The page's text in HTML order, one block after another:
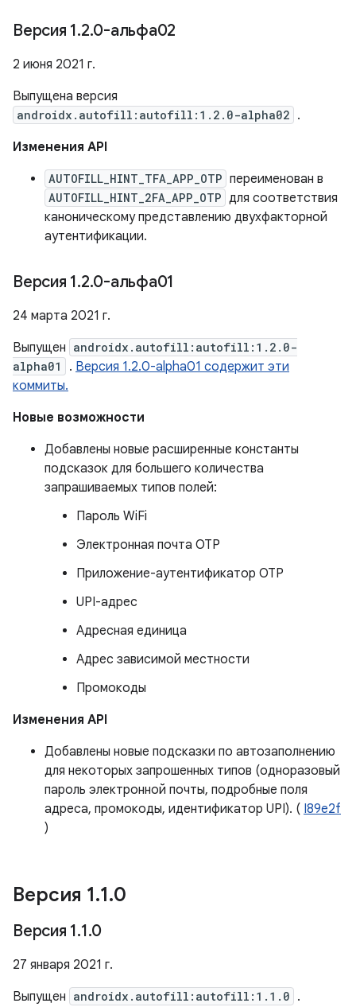
Версия 1.2.0-альфа02
2 июня 2021 г.
Выпущена версия
androidx.autofill:autofill:1.2.0-alpha02 .
Изменения API
AUTOFILL_HINT_TFA_APP_OTP переименован в
AUTOFILL_HINT_2FA_APP_OTP для соответствия
каноническому представлению двухфакторной
аутентификации.
Версия 1.2.0-альфа01
24 марта 2021 г.
Выпущен androidx.autofill:autofill:1.2.0-
alpha01
. Версия 1.2.0-alpha01 содержит эти
коммиты.
Новые возможности
Добавлены новые расширенные константы
подсказок для большего количества
запрашиваемых типов полей:
Пароль WiFi
Электронная почта OTP
Приложение-аутентификатор OTP
UPI-адрес
Адресная единица
Адрес зависимой местности
Промокоды
Изменения API
Добавлены новые подсказки по автозаполнению
для некоторых запрошенных типов (одноразовый
пароль электронной почты, подробные поля
адреса, промокоды, идентификатор UPI). ( I89e2f
)
Версия 1.1.0
Версия 1.1.0
27 января 2021 г.
Выпущен androidx.autofill:autofill:1.1.0 .